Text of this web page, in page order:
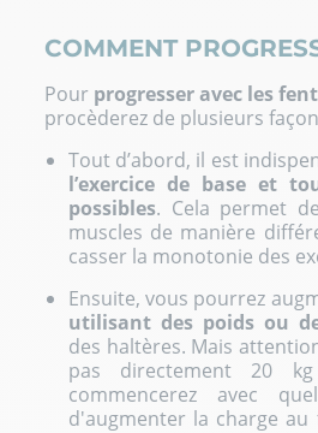
COMMENT
Pour progresser avec les
procèderez de plusieurs
Tout d’abord, il est
l’exercice de base et
possibles. Cela permet
muscles de manière
casser la monotonie des
Ensuite, vous pourrez
utilisant des poids ou
des haltères. Mais
pas directement 20
commencerez avec
d'augmenter la charge